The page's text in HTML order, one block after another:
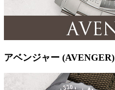
アベンジャー (AVENGER)